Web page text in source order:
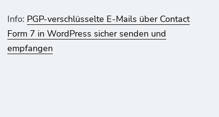
Info: PGP-verschlüsselte E-Mails über Contact
Form 7 in WordPress sicher senden und
empfangen